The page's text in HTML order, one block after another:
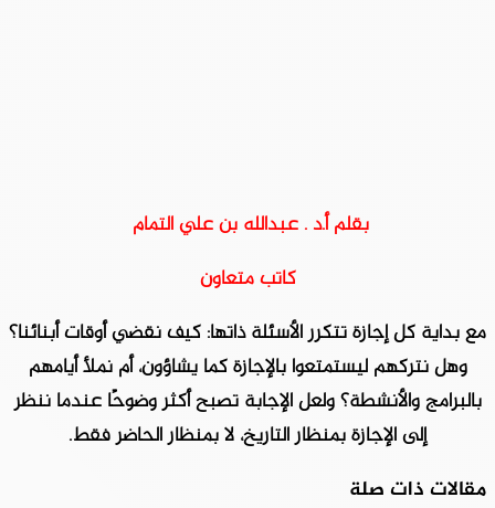
بقلم أ.د . عبدالله بن علي التمام
كاتب متعاون
مع بداية كل إجازة تتكرر الأسئلة ذاتها: كيف نقضي أوقات أبنائنا؟
وهل نتركهم ليستمتعوا بالإجازة كما يشاؤون، أم نملأ أيامهم
بالبرامج والأنشطة؟ ولعل الإجابة تصبح أكثر وضوحًا عندما ننظر
إلى الإجازة بمنظار التاريخ، لا بمنظار الحاضر فقط.
مقالات ذات صلة